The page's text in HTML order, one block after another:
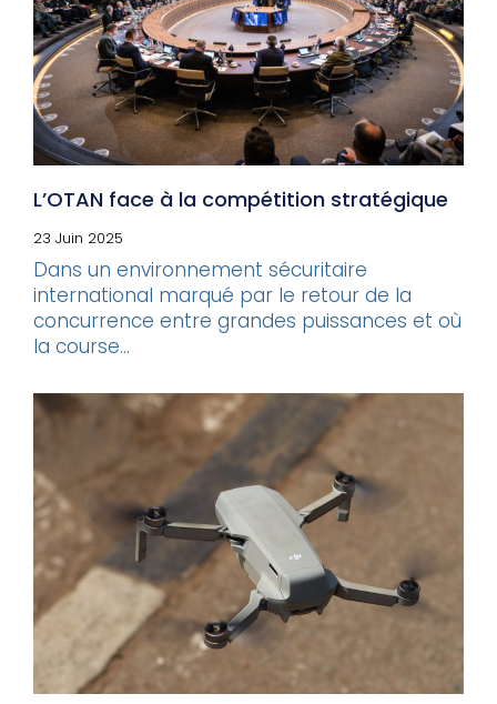
L’OTAN face à la compétition stratégique
23 Juin 2025
Dans un environnement sécuritaire
international marqué par le retour de la
concurrence entre grandes puissances et où
la course...